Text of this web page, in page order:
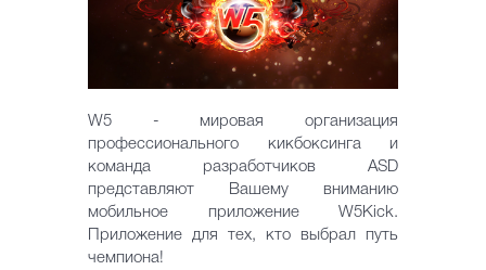
W5 - мировая организация
профессионального кикбоксинга и
команда разработчиков ASD
представляют Вашему вниманию
мобильное приложение W5Kick.
Приложение для тех, кто выбрал путь
чемпиона!